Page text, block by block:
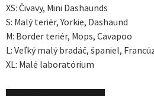
XS: Čivavy, Mini Dashaunds
S: Malý teriér, Yorkie, Dashaund
M: Border teriér, Mops, Cavapoo
L: Veľký malý bradáč, španiel,
XL: Malé laboratórium